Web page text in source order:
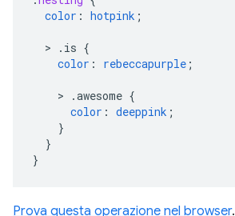
color : hotpink ;
> .is {
color : rebeccapurple ;
> .awesome {
color : deeppink ;
}
}
}
Prova questa operazione nel browser.